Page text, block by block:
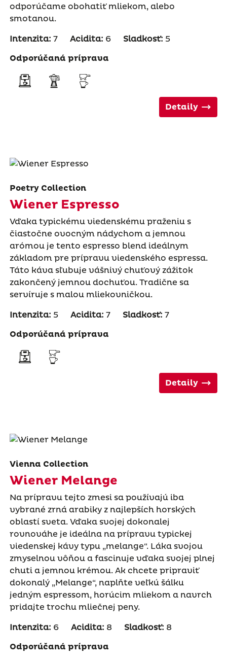
odporúčame obohatiť mliekom, alebo
smotanou.
Intenzita: 7 Acidita: 6 Sladkosť: 5
Odporúčaná príprava
Detaily
Poetry Collection
Wiener Espresso
Vďaka typickému viedenskému praženiu s
čiastočne ovocným nádychom a jemnou
arómou je tento espresso blend ideálnym
základom pre prípravu viedenského espressa.
Táto káva sľubuje vášnivý chuťový zážitok
zakončený jemnou dochuťou. Tradične sa
servíruje s malou mliekovničkou.
Intenzita: 5 Acidita: 7 Sladkosť: 7
Odporúčaná príprava
Detaily
Vienna Collection
Wiener Melange
Na prípravu tejto zmesi sa používajú iba
vybrané zrná arabiky z najlepších horských
oblastí sveta. Vďaka svojej dokonalej
rovnováhe je ideálna na prípravu typickej
viedenskej kávy typu „melange“. Láka svojou
zmyselnou vôňou a fascinuje vďaka svojej plnej
chuti a jemnou krémou. Ak chcete pripraviť
dokonalý „Melange“, naplňte veľkú šálku
jedným espressom, horúcim mliekom a navrch
pridajte trochu mliečnej peny.
Intenzita: 6 Acidita: 8 Sladkosť: 8
Odporúčaná príprava